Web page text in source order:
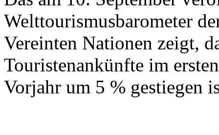
Welttourismusbarometer
Vereinten Nationen zeigt,
Touristenankünfte im
Vorjahr um 5 % gestiegen